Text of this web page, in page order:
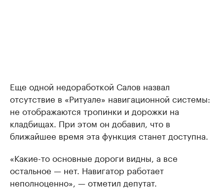
Еще одной недоработкой Салов назвал
отсутствие в «Ритуале» навигационной системы:
не отображаются тропинки и дорожки на
кладбищах. При этом он добавил, что в
ближайшее время эта функция станет доступна.
«Какие-то основные дороги видны, а все
остальное — нет. Навигатор работает
неполноценно», — отметил депутат.